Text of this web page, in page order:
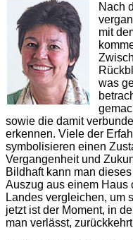
Nach
mit
was
sowie die damit
erkennen. Viele der
symbolisieren einen
Vergangenheit und
Bildhaft kann man
Auszug aus einem Haus
Landes vergleichen, um
jetzt ist der Moment, in
man verlässt,